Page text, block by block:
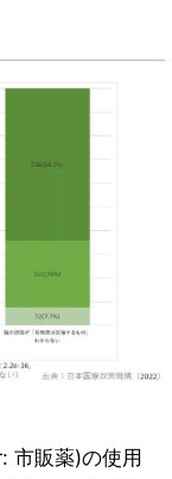
市販薬)の使用